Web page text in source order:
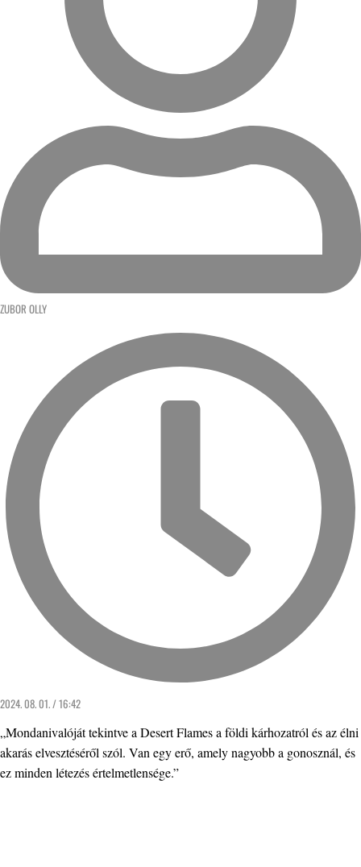
ZUBOR OLLY
2024. 08. 01. / 16:42
„Mondanivalóját tekintve a Desert Flames a földi kárhozatról és az élni
akarás elvesztéséről szól. Van egy erő, amely nagyobb a gonosznál, és
ez minden létezés értelmetlensége.”